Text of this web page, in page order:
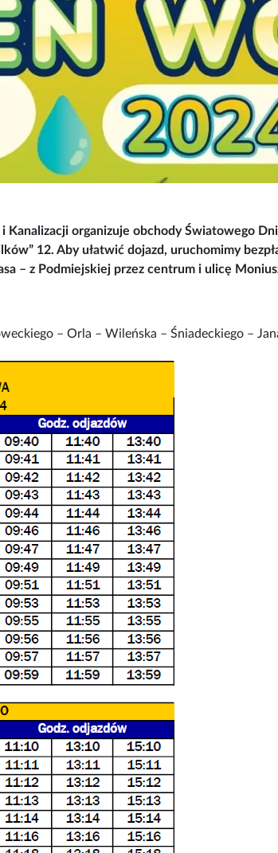
organizuje obchody Światowego
12. Aby ułatwić dojazd, uruchomimy
– z Podmiejskiej przez centrum i ulicę
– Orla – Wileńska – Śniadeckiego –